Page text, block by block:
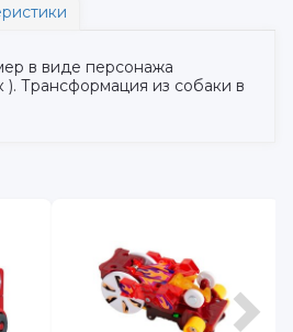
в виде персонажа
). Трансформация из собаки в